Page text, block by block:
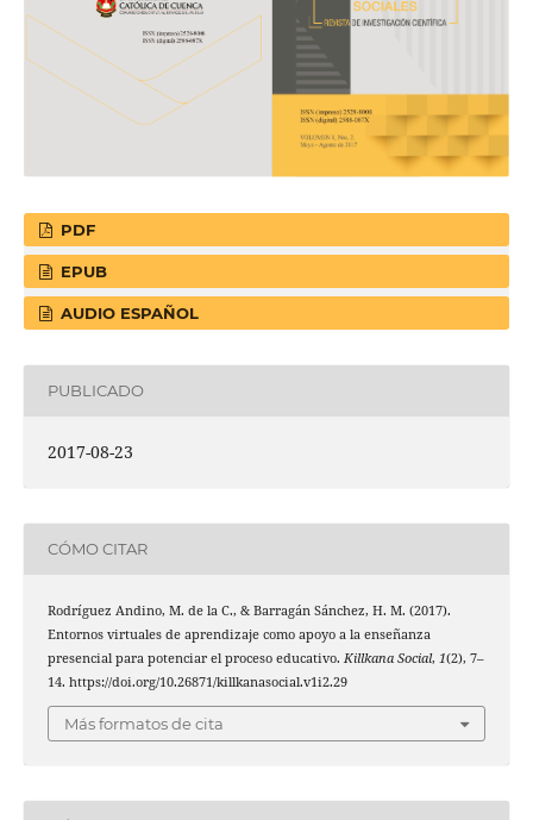
PDF
EPUB
AUDIO ESPAÑOL
PUBLICADO
2017-08-23
CÓMO CITAR
Rodríguez Andino, M. de la C., & Barragán Sánchez, H. M. (2017).
Entornos virtuales de aprendizaje como apoyo a la enseñanza
presencial para potenciar el proceso educativo. Killkana Social, 1(2), 7–
14. https://doi.org/10.26871/killkanasocial.v1i2.29
Más formatos de cita